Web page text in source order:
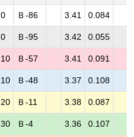
0 Ｂ-86 3.41 0.084
0 Ｂ-95 3.42 0.055
10 Ｂ-57 3.41 0.091
10 Ｂ-48 3.37 0.108
20 Ｂ-11 3.38 0.087
30 Ｂ-4 3.36 0.107